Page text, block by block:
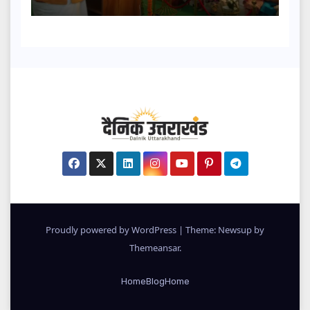
Proudly powered by WordPress | Theme: Newsup by
Themeansar.
HomeBlogHome